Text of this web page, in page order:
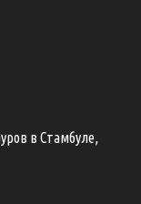
в Стамбуле,